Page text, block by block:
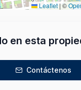
Leaflet |©
en esta
Contáctenos